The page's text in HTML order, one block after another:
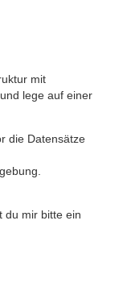
mit
lege auf einer
die Datensätze
du mir bitte ein